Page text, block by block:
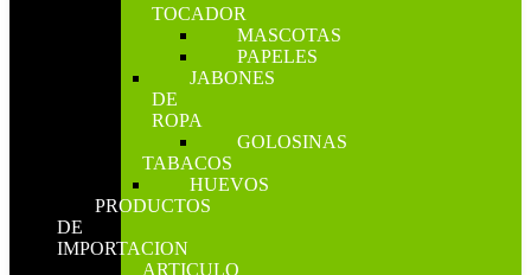
TOCADOR
MASCOTAS
PAPELES
JABONES
DE
ROPA
GOLOSINAS
TABACOS
HUEVOS
PRODUCTOS
DE
IMPORTACION
ARTICULO